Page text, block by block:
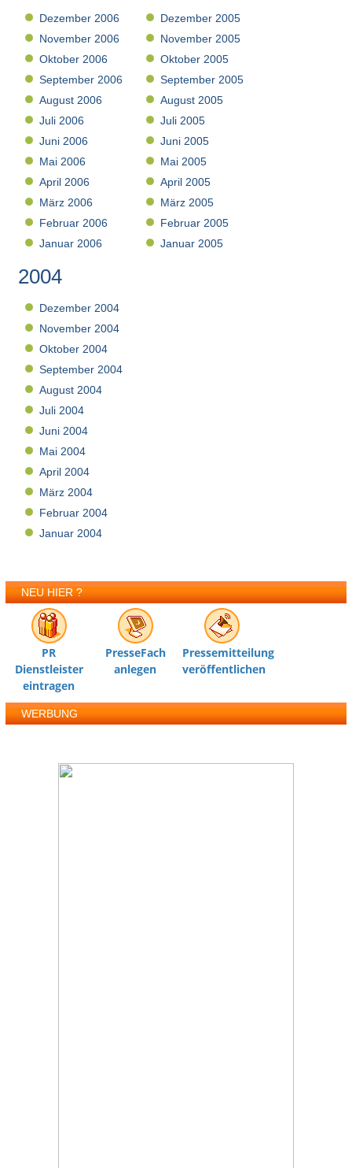
Dezember 2006
November 2006
Oktober 2006
September 2006
August 2006
Juli 2006
Juni 2006
Mai 2006
April 2006
März 2006
Februar 2006
Januar 2006
Dezember 2005
November 2005
Oktober 2005
September 2005
August 2005
Juli 2005
Juni 2005
Mai 2005
April 2005
März 2005
Februar 2005
Januar 2005
2004
Dezember 2004
November 2004
Oktober 2004
September 2004
August 2004
Juli 2004
Juni 2004
Mai 2004
April 2004
März 2004
Februar 2004
Januar 2004
NEU HIER ?
PR
Dienstleister
eintragen
PresseFach
anlegen
Pressemitteilung
veröffentlichen
WERBUNG